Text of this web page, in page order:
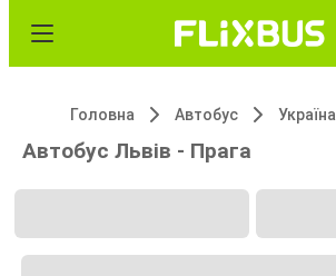
Головна Автобус Україна
Автобус Львів - Прага